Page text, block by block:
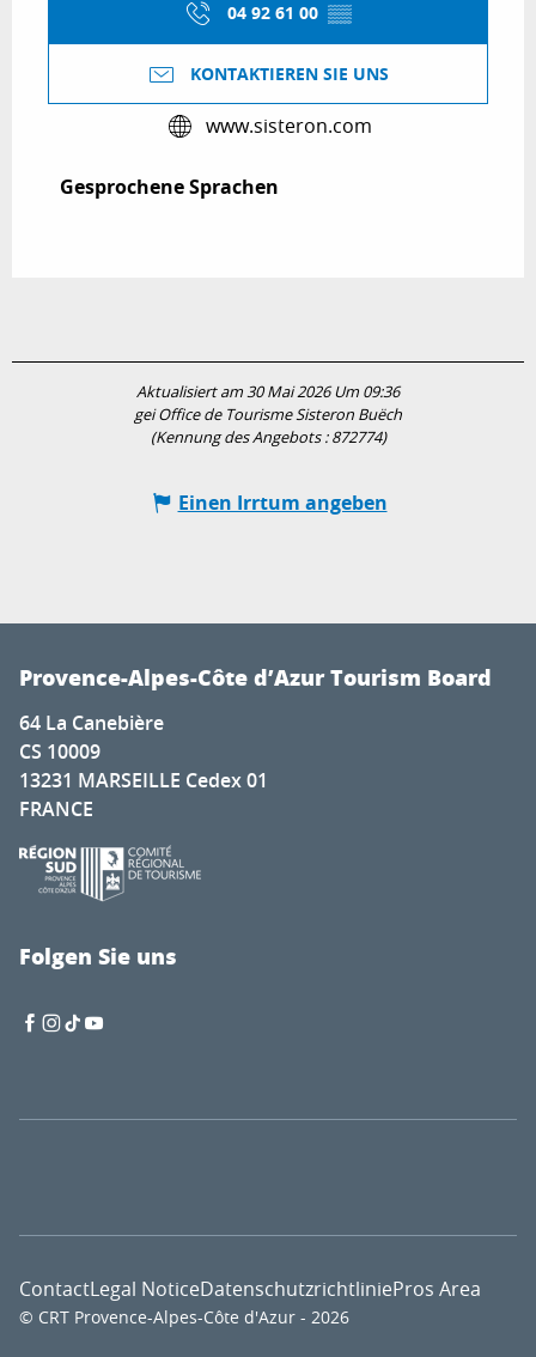
04 92 61 00 ▒▒
KONTAKTIEREN SIE UNS
www.sisteron.com
Gesprochene Sprachen
Gesprochene Sprachen
Aktualisiert am 30 Mai 2026 Um 09:36
gei Office de Tourisme Sisteron Buëch
(Kennung des Angebots :872774)
Einen Irrtum angeben
Provence-Alpes-Côte d’Azur Tourism Board
64 La Canebière
CS 10009
13231 MARSEILLE Cedex 01
FRANCE
Folgen Sie uns
© CRT Provence-Alpes-Côte d'Azur - 2026
ContactLegal NoticeDatenschutzrichtliniePros Area